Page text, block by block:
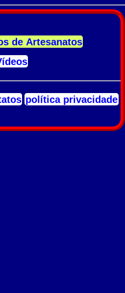
de Artesanatos
política privacidade